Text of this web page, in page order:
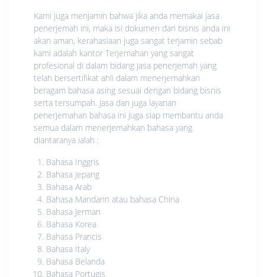
Kami juga menjamin bahwa jika anda memakai jasa
penerjemah ini, maka isi dokumen dari bisnis anda ini
akan aman, kerahasiaan juga sangat terjamin sebab
kami adalah kantor Terjemahan yang sangat
profesional di dalam bidang jasa penerjemah yang
telah bersertifikat ahli dalam menerjemahkan
beragam bahasa asing sesuai dengan bidang bisnis
serta tersumpah. Jasa dan juga layanan
penerjemahan bahasa ini juga siap membantu anda
semua dalam menerjemahkan bahasa yang
diantaranya ialah :
Bahasa Inggris
Bahasa Jepang
Bahasa Arab
Bahasa Mandarin atau bahasa China
Bahasa Jerman
Bahasa Korea
Bahasa Prancis
Bahasa Italy
Bahasa Belanda
Bahasa Portugis